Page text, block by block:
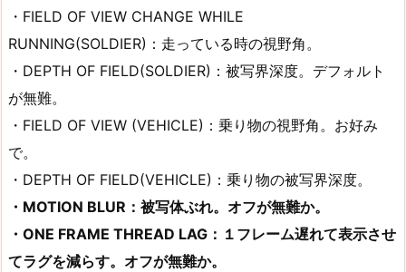
・FIELD OF VIEW CHANGE WHILE
RUNNING(SOLDIER)：走っている時の視野角。
・DEPTH OF FIELD(SOLDIER)：被写界深度。デフォルト
が無難。
・FIELD OF VIEW (VEHICLE)：乗り物の視野角。お好み
で。
・DEPTH OF FIELD(VEHICLE)：乗り物の被写界深度。
・MOTION BLUR：被写体ぶれ。オフが無難か。
・ONE FRAME THREAD LAG：１フレーム遅れて表示させ
てラグを減らす。オフが無難か。